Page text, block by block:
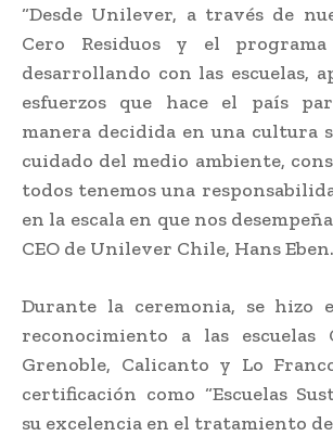
“Desde Unilever, a través de
Cero Residuos y el programa
desarrollando con las escuelas,
esfuerzos que hace el país
manera decidida en una cultura
cuidado del medio ambiente,
todos tenemos una
en la escala en que nos
CEO de Unilever Chile, Hans Eben.
Durante la ceremonia, se hizo
reconocimiento a las escuelas
Grenoble, Calicanto y Lo
certificación como “Escuelas
su excelencia en el tratamiento